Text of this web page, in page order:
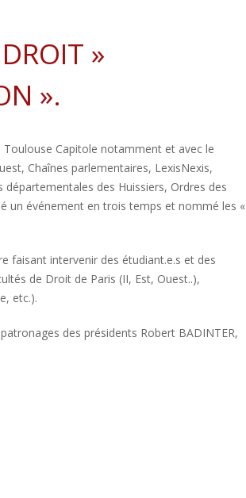
»
».
Toulouse Capitole notamment et avec le
Chaînes parlementaires, LexisNexis,
des Huissiers, Ordres des
un événement en trois temps et nommé les «
faisant intervenir des étudiant.e.s et des
de Droit de Paris (II, Est, Ouest..),
etc.).
des présidents Robert BADINTER,